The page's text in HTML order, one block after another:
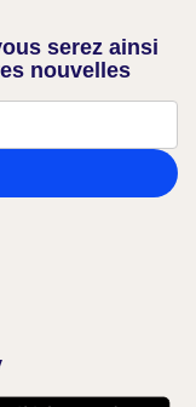
serez ainsi
nouvelles